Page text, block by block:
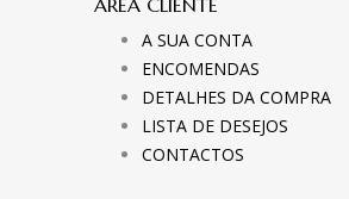
A SUA CONTA
ENCOMENDAS
DETALHES DA COMPRA
LISTA DE DESEJOS
CONTACTOS